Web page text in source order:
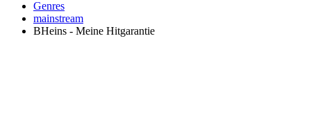
Genres
mainstream
BHeins - Meine Hitgarantie